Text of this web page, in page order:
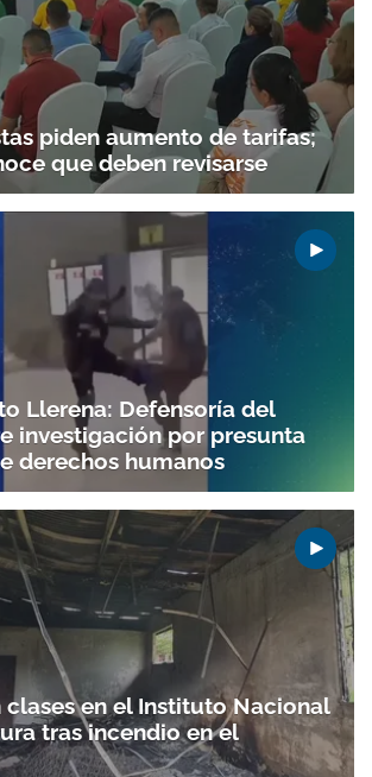
piden aumento de tarifas;
que deben revisarse
Llerena: Defensoría del
investigación por presunta
derechos humanos
clases en el Instituto Nacional
tras incendio en el